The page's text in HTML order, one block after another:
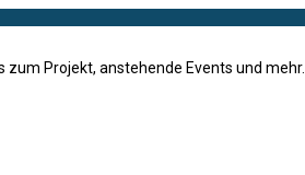
zum Projekt, anstehende Events und mehr.